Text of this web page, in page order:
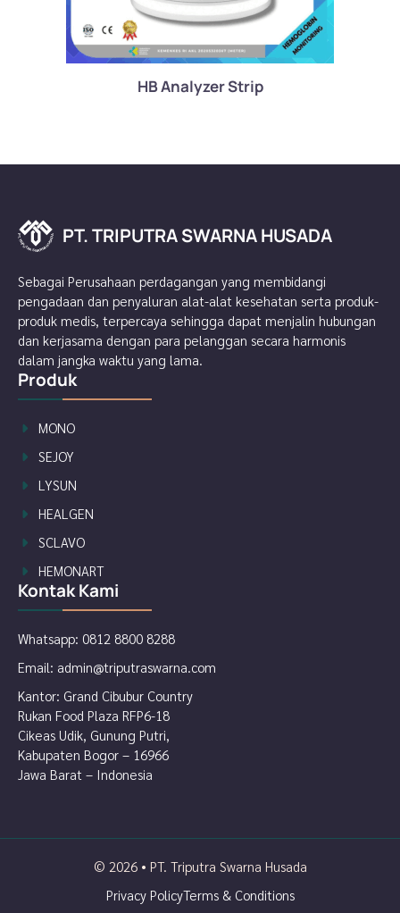
HB Analyzer Strip
P
T
TRIPUTRASWARNAHUSA
D
A PT. TRIPUTRA SWARNA HUSADA
Sebagai Perusahaan perdagangan yang membidangi
pengadaan dan penyaluran alat-alat kesehatan serta produk-
produk medis, terpercaya sehingga dapat menjalin hubungan
dan kerjasama dengan para pelanggan secara harmonis
dalam jangka waktu yang lama.
Produk
MONO
SEJOY
LYSUN
HEALGEN
SCLAVO
HEMONART
Kontak Kami
Whatsapp: 0812 8800 8288
Email: admin@triputraswarna.com
Kantor: Grand Cibubur Country
Rukan Food Plaza RFP6-18
Cikeas Udik, Gunung Putri,
Kabupaten Bogor – 16966
Jawa Barat – Indonesia
© 2026 • PT. Triputra Swarna Husada
Privacy PolicyTerms & Conditions